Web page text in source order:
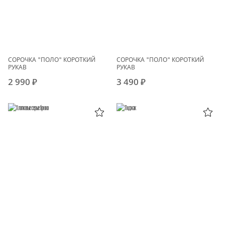
СОРОЧКА "ПОЛО" КОРОТКИЙ
РУКАВ
2 990 ₽
СОРОЧКА "ПОЛО" КОРОТКИЙ
РУКАВ
3 490 ₽